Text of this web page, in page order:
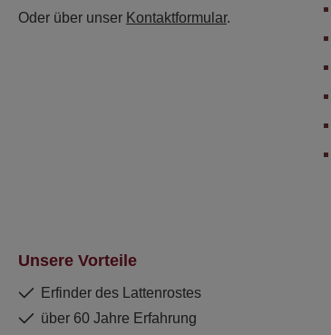
Oder über unser Kontaktformular.
Unsere Vorteile
Erfinder des Lattenrostes
über 60 Jahre Erfahrung